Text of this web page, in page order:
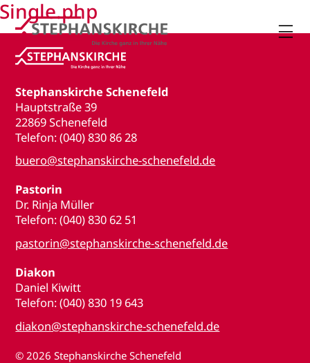

Stephanskirche Schenefeld
Hauptstraße 39
22869 Schenefeld
Telefon: (040) 830 86 28
buero@stephanskirche-schenefeld.de
Pastorin
Dr. Rinja Müller
Telefon: (040) 830 62 51
pastorin@stephanskirche-schenefeld.de
Diakon
Daniel Kiwitt
Telefon: (040) 830 19 643
diakon@stephanskirche-schenefeld.de
© 2026 Stephanskirche Schenefeld